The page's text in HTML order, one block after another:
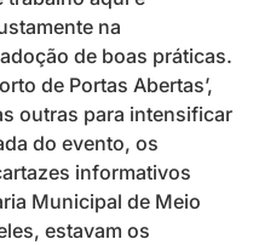
na
de boas práticas.
de Portas Abertas’,
outras para intensificar
do evento, os
informativos
Municipal de Meio
estavam os